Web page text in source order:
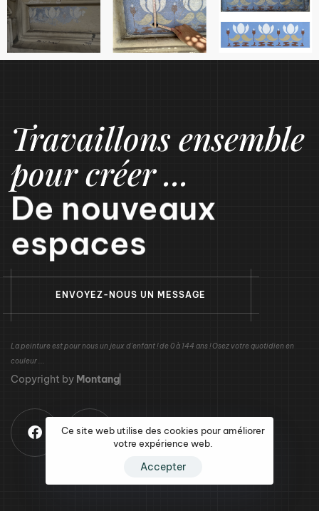
Travaillons ensemble
pour créer ...
De nouveaux
espaces
E NVOY EZ- NOUS U N M ESSAG E
La peinture est pour nous un jeux d'enfant ! de 0 à 144 ans ! Osez votre quotidien en
couleur ...
Copyright by Montang
Ce site web utilise des cookies pour améliorer
votre expérience web.
Accepter